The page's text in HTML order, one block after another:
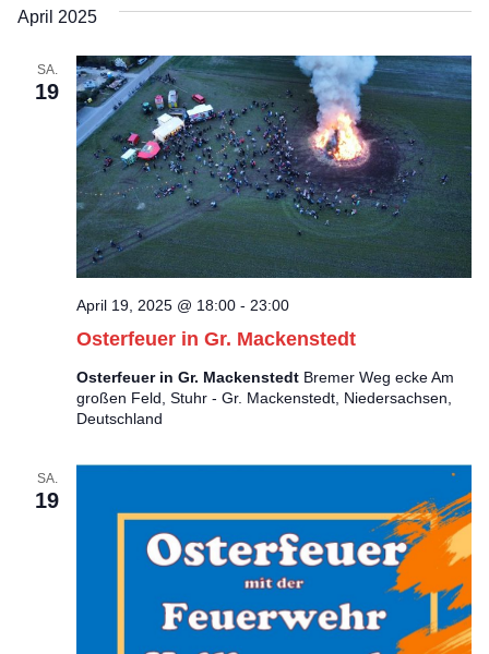
n
a
i
o
n
s
i
c
h
t
e
n
i
g
a
t
April 2025
SA.
19
Osterfeuer in Gr. Mackenstedt
April 19, 2025 @ 18:00 - 23:00
Osterfeuer in Gr. Mackenstedt Bremer Weg ecke Am
großen Feld, Stuhr - Gr. Mackenstedt, Niedersachsen,
Deutschland
SA.
19